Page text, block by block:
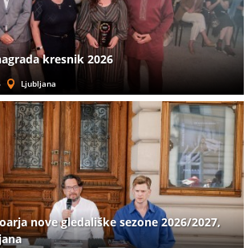
kresnik 2026
Ljubljana
nove gledališke sezone 2026/2027,